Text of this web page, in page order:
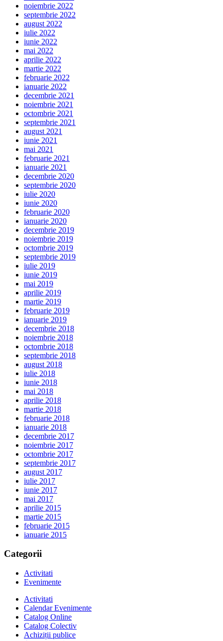
noiembrie 2022
septembrie 2022
august 2022
iulie 2022
iunie 2022
mai 2022
aprilie 2022
martie 2022
februarie 2022
ianuarie 2022
decembrie 2021
noiembrie 2021
octombrie 2021
septembrie 2021
august 2021
iunie 2021
mai 2021
februarie 2021
ianuarie 2021
decembrie 2020
septembrie 2020
iulie 2020
iunie 2020
februarie 2020
ianuarie 2020
decembrie 2019
noiembrie 2019
octombrie 2019
septembrie 2019
iulie 2019
iunie 2019
mai 2019
aprilie 2019
martie 2019
februarie 2019
ianuarie 2019
decembrie 2018
noiembrie 2018
octombrie 2018
septembrie 2018
august 2018
iulie 2018
iunie 2018
mai 2018
aprilie 2018
martie 2018
februarie 2018
ianuarie 2018
decembrie 2017
noiembrie 2017
octombrie 2017
septembrie 2017
august 2017
iulie 2017
iunie 2017
mai 2017
aprilie 2015
martie 2015
februarie 2015
ianuarie 2015
Categorii
Activitati
Evenimente
Activitati
Calendar Evenimente
Catalog Online
Catalog Colectiv
Achiziții publice